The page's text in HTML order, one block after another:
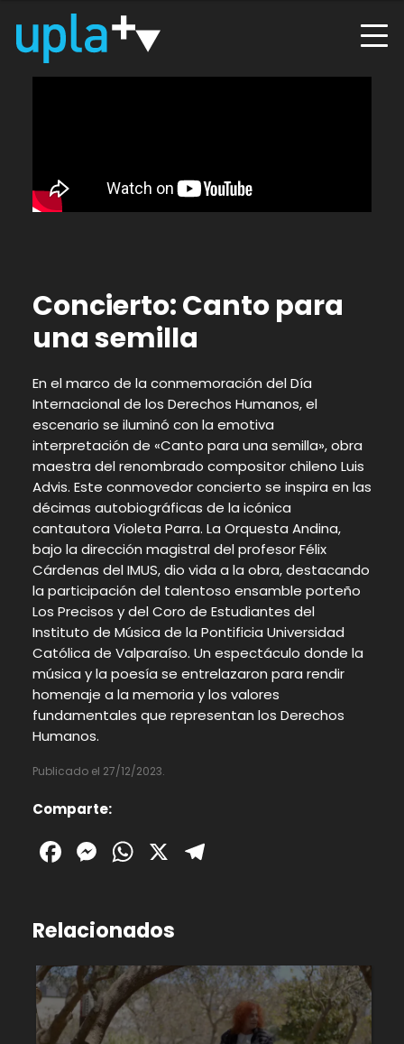
Concierto: Canto para
una semilla
En el marco de la conmemoración del Día
Internacional de los Derechos Humanos, el
escenario se iluminó con la emotiva
interpretación de «Canto para una semilla», obra
maestra del renombrado compositor chileno Luis
Advis. Este conmovedor concierto se inspira en las
décimas autobiográficas de la icónica
cantautora Violeta Parra. La Orquesta Andina,
bajo la dirección magistral del profesor Félix
Cárdenas del IMUS, dio vida a la obra, destacando
la participación del talentoso ensamble porteño
Los Precisos y del Coro de Estudiantes del
Instituto de Música de la Pontificia Universidad
Católica de Valparaíso. Un espectáculo donde la
música y la poesía se entrelazaron para rendir
homenaje a la memoria y los valores
fundamentales que representan los Derechos
Humanos.
Publicado el 27/12/2023.
Comparte:
Facebook
Messenger
WhatsApp
X
Relacionados